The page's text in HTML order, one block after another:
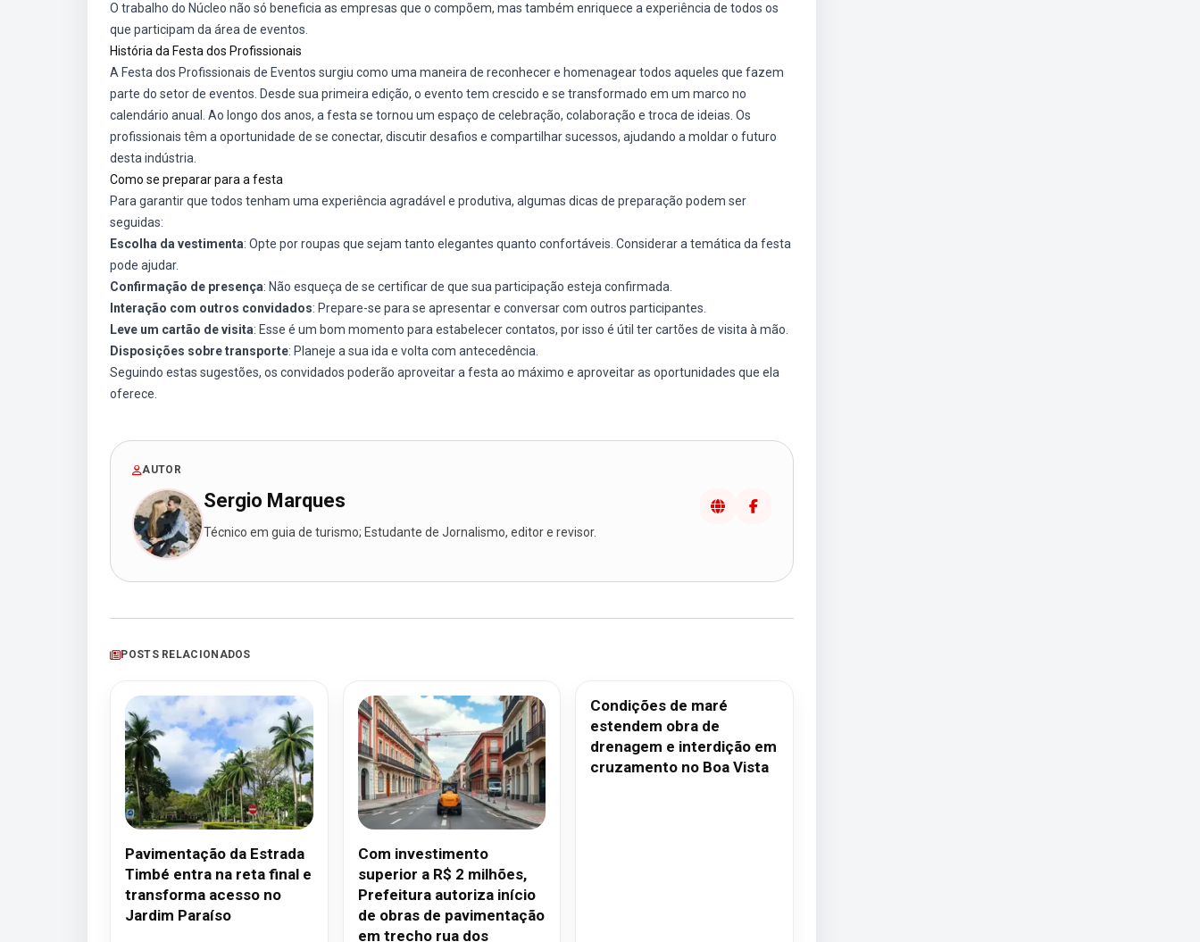
O trabalho do Núcleo não só beneficia as empresas que o compõem, mas também enriquece a experiência de todos os
que participam da área de eventos.
História da Festa dos Profissionais
A Festa dos Profissionais de Eventos surgiu como uma maneira de reconhecer e homenagear todos aqueles que fazem
parte do setor de eventos. Desde sua primeira edição, o evento tem crescido e se transformado em um marco no
calendário anual. Ao longo dos anos, a festa se tornou um espaço de celebração, colaboração e troca de ideias. Os
profissionais têm a oportunidade de se conectar, discutir desafios e compartilhar sucessos, ajudando a moldar o futuro
desta indústria.
Como se preparar para a festa
Para garantir que todos tenham uma experiência agradável e produtiva, algumas dicas de preparação podem ser
seguidas:
Escolha da vestimenta: Opte por roupas que sejam tanto elegantes quanto confortáveis. Considerar a temática da festa
pode ajudar.
Confirmação de presença: Não esqueça de se certificar de que sua participação esteja confirmada.
Interação com outros convidados: Prepare-se para se apresentar e conversar com outros participantes.
Leve um cartão de visita: Esse é um bom momento para estabelecer contatos, por isso é útil ter cartões de visita à mão.
Disposições sobre transporte: Planeje a sua ida e volta com antecedência.
Seguindo estas sugestões, os convidados poderão aproveitar a festa ao máximo e aproveitar as oportunidades que ela
oferece.
AUTOR
Sergio Marques
Técnico em guia de turismo; Estudante de Jornalismo, editor e revisor.
POSTS RELACIONADOS
Pavimentação da Estrada
Timbé entra na reta final e
transforma acesso no
Jardim Paraíso
Com investimento
superior a R$ 2 milhões,
Prefeitura autoriza início
de obras de pavimentação
em trecho rua dos
Condições de maré
estendem obra de
drenagem e interdição em
cruzamento no Boa Vista